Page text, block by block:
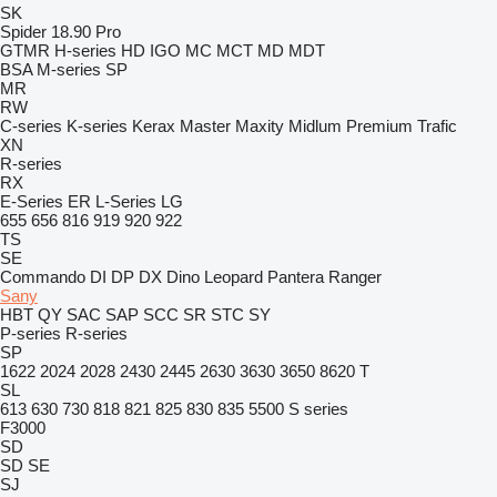
SK
Spider 18.90 Pro
GTMR H-series HD IGO MC MCT MD MDT
BSA M-series SP
MR
RW
C-series K-series Kerax Master Maxity Midlum Premium Trafic
XN
R-series
RX
E-Series ER L-Series LG
655 656 816 919 920 922
TS
SE
Commando DI DP DX Dino Leopard Pantera Ranger
Sany
HBT QY SAC SAP SCC SR STC SY
P-series R-series
SP
1622 2024 2028 2430 2445 2630 3630 3650 8620 T
SL
613 630 730 818 821 825 830 835 5500 S series
F3000
SD
SD SE
SJ